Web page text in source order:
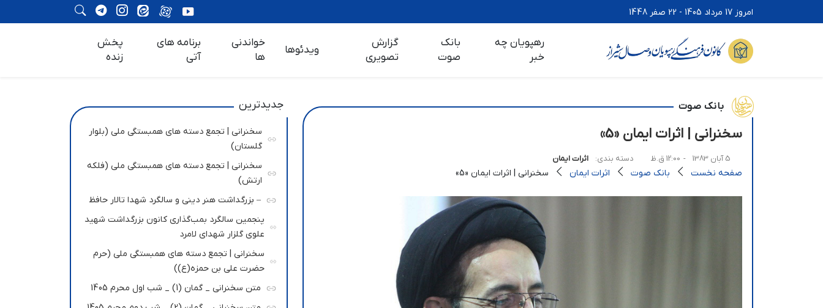
امروز 17 مرداد 1405 - 22 صفر 1448
رهپویان چه
خبر
بانک
صوت
گزارش
تصویری
ویدئوها
خواندنی
ها
برنامه های
آتی
پخش
زنده
بانک صوت
سخنرانی | اثرات ایمان «5»
5 آبان 1383 - 12:00 ق.ظ دسته بندی: اثرات ایمان
صفحه نخست بانک صوت اثرات ایمان سخنرانی | اثرات ایمان «5»
جدیدترین
سخنرانی | تجمع دسته های همبستگی ملی (بلوار
گلستان)
سخنرانی | تجمع دسته های همبستگی ملی (فلکه
ارتش)
– بزرگداشت هنر دینی و سالگرد شهدا تالار حافظ
پنجمین سالگرد بمب‌گذاری کانون بزرگداشت شهید
علوی گلزار شهدای لامرد
سخنرانی | تجمع دسته های همبستگی ملی (حرم
حضرت علی بن حمزه(ع))
متن سخنرانی _ گمان (1) _ شب اول محرم 1405